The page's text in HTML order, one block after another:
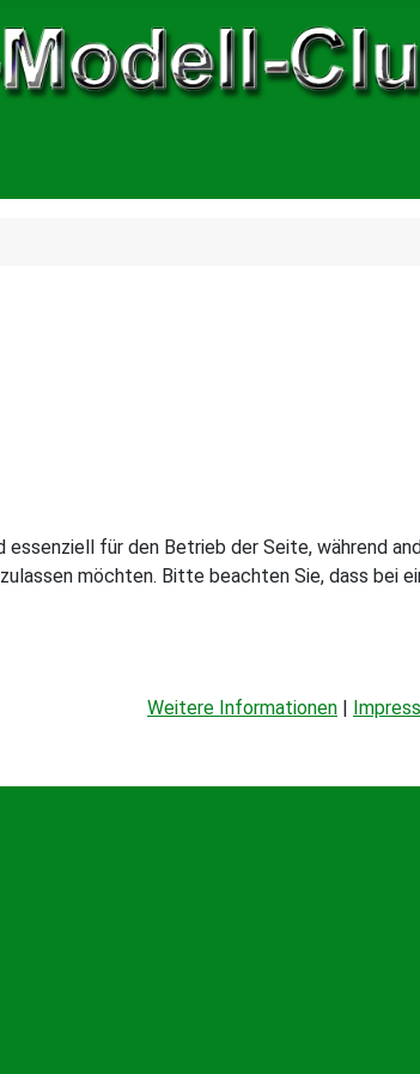
essenziell für den Betrieb der Seite, während
möchten. Bitte beachten Sie, dass bei
Weitere Informationen |